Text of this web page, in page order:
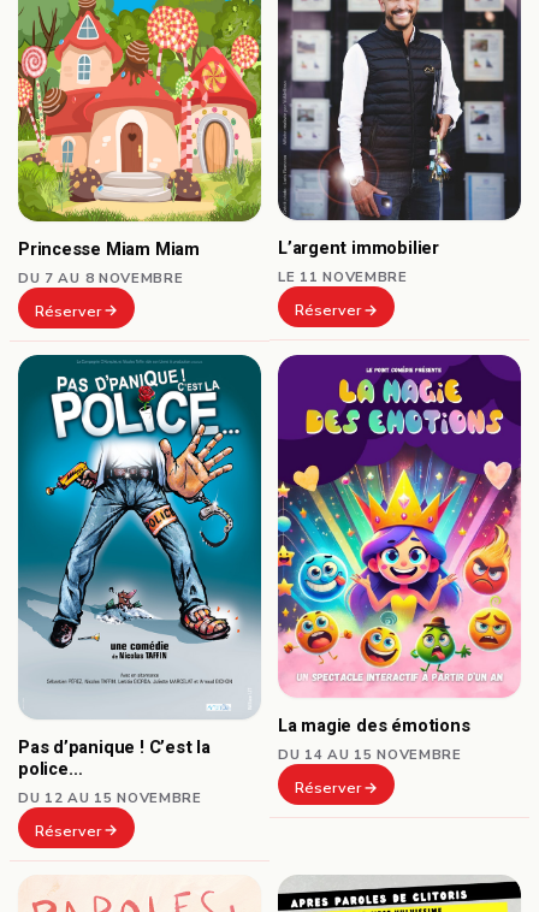
Princesse Miam Miam
DU 7 AU 8 NOVEMBRE
Réserver
L’argent immobilier
LE 11 NOVEMBRE
Réserver
Pas d’panique ! C’est la
police…
DU 12 AU 15 NOVEMBRE
Réserver
La magie des émotions
DU 14 AU 15 NOVEMBRE
Réserver